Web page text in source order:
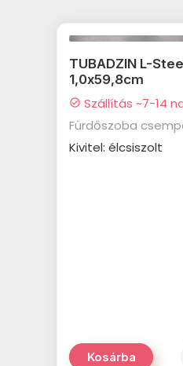
TUBADZIN L-
1,0x59,8cm
check_circle Szállítás ~7-14
Fürdőszoba
Kivitel: élcsiszolt
Kosárba